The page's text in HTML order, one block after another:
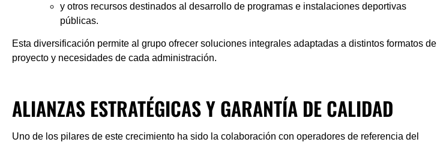
y otros recursos destinados al desarrollo de programas e instalaciones deportivas
públicas.
Esta diversificación permite al grupo ofrecer soluciones integrales adaptadas a distintos formatos de
proyecto y necesidades de cada administración.
ALIANZAS ESTRATÉGICAS Y GARANTÍA DE CALIDAD
Uno de los pilares de este crecimiento ha sido la colaboración con operadores de referencia del